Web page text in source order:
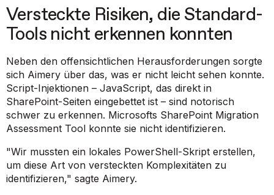
Versteckte Risiken, die Standard-
Tools nicht erkennen konnten
Neben den offensichtlichen Herausforderungen sorgte
sich Aimery über das, was er nicht leicht sehen konnte.
Script-Injektionen – JavaScript, das direkt in
SharePoint-Seiten eingebettet ist – sind notorisch
schwer zu erkennen. Microsofts SharePoint Migration
Assessment Tool konnte sie nicht identifizieren.
"Wir mussten ein lokales PowerShell-Skript erstellen,
um diese Art von versteckten Komplexitäten zu
identifizieren," sagte Aimery.